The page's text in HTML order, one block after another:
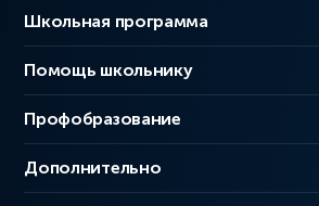
Школьная программа
Помощь школьнику
Профобразование
Дополнительно